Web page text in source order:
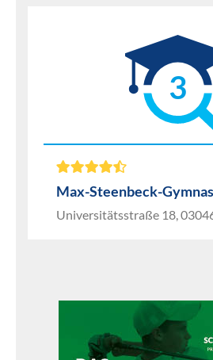
3
Max-Steenbeck-
Universitätsstraße 18,